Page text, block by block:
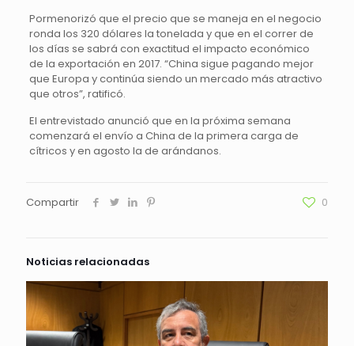
Pormenorizó que el precio que se maneja en el negocio
ronda los 320 dólares la tonelada y que en el correr de
los días se sabrá con exactitud el impacto económico
de la exportación en 2017. “China sigue pagando mejor
que Europa y continúa siendo un mercado más atractivo
que otros”, ratificó.
El entrevistado anunció que en la próxima semana
comenzará el envío a China de la primera carga de
cítricos y en agosto la de arándanos.
Compartir 0
Noticias relacionadas